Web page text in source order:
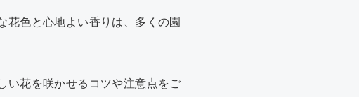
花色と心地よい香りは、多くの園
い花を咲かせるコツや注意点をご